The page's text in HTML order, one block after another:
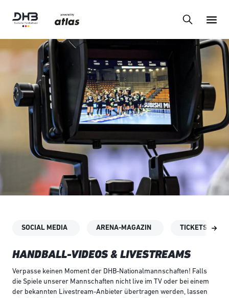
SOCIAL MEDIA ARENA-MAGAZIN TICKETSHOP
HANDBALL-VIDEOS & LIVESTREAMS
Verpasse keinen Moment der DHB-Nationalmannschaften! Falls
die Spiele unserer Mannschaften nicht live im TV oder bei einem
der bekannten Livestream-Anbieter übertragen werden, lassen